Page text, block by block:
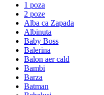
1 poza
2 poze
Alba ca Zapada
Albinuta
Baby Boss
Balerina
Balon aer cald
Bambi
Barza
Batman